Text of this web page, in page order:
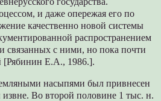
и даже опережая его по
качественно новой системы
распространением
связанных с ними, но пока почти
[Рябинин Е.А., 1986.].
насыпями был привнесен
Во второй половине 1 тыс. н.